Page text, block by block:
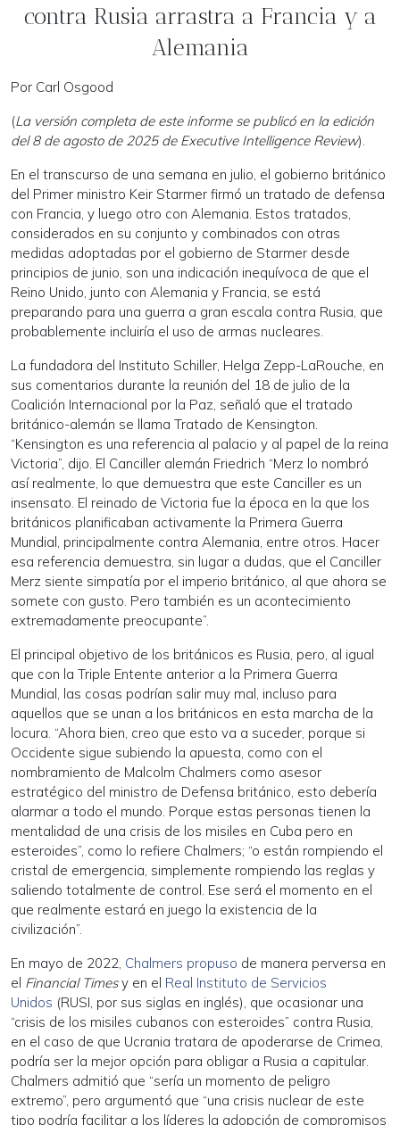
contra Rusia arrastra a Francia y a
Alemania
Por Carl Osgood
(La versión completa de este informe se publicó en la edición
del 8 de agosto de 2025 de Executive Intelligence Review).
En el transcurso de una semana en julio, el gobierno británico
del Primer ministro Keir Starmer firmó un tratado de defensa
con Francia, y luego otro con Alemania. Estos tratados,
considerados en su conjunto y combinados con otras
medidas adoptadas por el gobierno de Starmer desde
principios de junio, son una indicación inequívoca de que el
Reino Unido, junto con Alemania y Francia, se está
preparando para una guerra a gran escala contra Rusia, que
probablemente incluiría el uso de armas nucleares.
La fundadora del Instituto Schiller, Helga Zepp-LaRouche, en
sus comentarios durante la reunión del 18 de julio de la
Coalición Internacional por la Paz, señaló que el tratado
británico-alemán se llama Tratado de Kensington.
“Kensington es una referencia al palacio y al papel de la reina
Victoria”, dijo. El Canciller alemán Friedrich “Merz lo nombró
así realmente, lo que demuestra que este Canciller es un
insensato. El reinado de Victoria fue la época en la que los
británicos planificaban activamente la Primera Guerra
Mundial, principalmente contra Alemania, entre otros. Hacer
esa referencia demuestra, sin lugar a dudas, que el Canciller
Merz siente simpatía por el imperio británico, al que ahora se
somete con gusto. Pero también es un acontecimiento
extremadamente preocupante”.
El principal objetivo de los británicos es Rusia, pero, al igual
que con la Triple Entente anterior a la Primera Guerra
Mundial, las cosas podrían salir muy mal, incluso para
aquellos que se unan a los británicos en esta marcha de la
locura. “Ahora bien, creo que esto va a suceder, porque si
Occidente sigue subiendo la apuesta, como con el
nombramiento de Malcolm Chalmers como asesor
estratégico del ministro de Defensa británico, esto debería
alarmar a todo el mundo. Porque estas personas tienen la
mentalidad de una crisis de los misiles en Cuba pero en
esteroides”, como lo refiere Chalmers; “o están rompiendo el
cristal de emergencia, simplemente rompiendo las reglas y
saliendo totalmente de control. Ese será el momento en el
que realmente estará en juego la existencia de la
civilización”.
En mayo de 2022, Chalmers propuso de manera perversa en
el Financial Times y en el Real Instituto de Servicios
Unidos (RUSI, por sus siglas en inglés), que ocasionar una
“crisis de los misiles cubanos con esteroides” contra Rusia,
en el caso de que Ucrania tratara de apoderarse de Crimea,
podría ser la mejor opción para obligar a Rusia a capitular.
Chalmers admitió que “sería un momento de peligro
extremo”, pero argumentó que “una crisis nuclear de este
tipo podría facilitar a los líderes la adopción de compromisos